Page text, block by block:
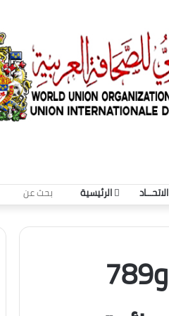
الرئيسية الاتحـــاد
بحث
خارطة انتخابات العراق: 22 تحالفاً و789